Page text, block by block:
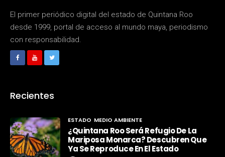
El primer periódico digital del estado de Quintana Roo
desde 1999, portal de acceso al mundo maya, periodismo
con responsabilidad.
Recientes
ESTADO MEDIO AMBIENTE
¿Quintana Roo Será Refugio De La
Mariposa Monarca? Descubren Que
Ya Se Reproduce En El Estado